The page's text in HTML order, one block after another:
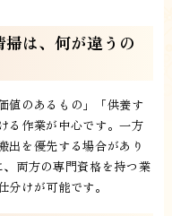
は、何が違うの
値のあるもの」「供養す
る作業が中心です。一方
出を優先する場合があり
両方の専門資格を持つ業
けが可能です。